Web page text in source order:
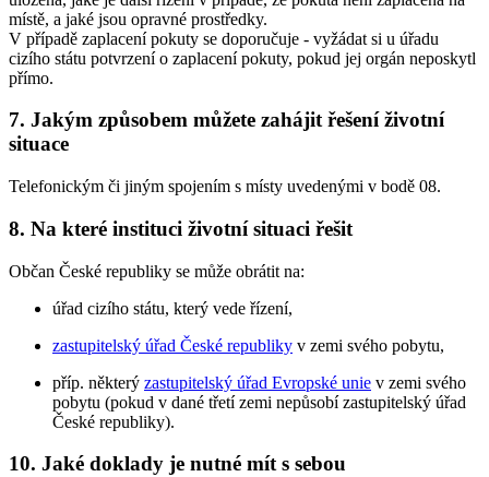
místě, a jaké jsou opravné prostředky.
V případě zaplacení pokuty se doporučuje - vyžádat si u úřadu
cizího státu potvrzení o zaplacení pokuty, pokud jej orgán neposkytl
přímo.
7. Jakým způsobem můžete zahájit řešení životní
situace
Telefonickým či jiným spojením s místy uvedenými v bodě 08.
8. Na které instituci životní situaci řešit
Občan České republiky se může obrátit na:
úřad cizího státu, který vede řízení,
zastupitelský úřad České republiky v zemi svého pobytu,
příp. některý zastupitelský úřad Evropské unie v zemi svého
pobytu (pokud v dané třetí zemi nepůsobí zastupitelský úřad
České republiky).
10. Jaké doklady je nutné mít s sebou